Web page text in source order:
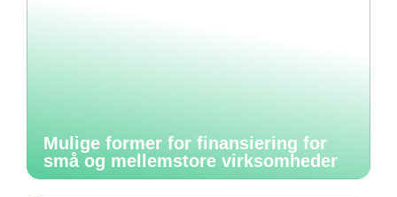
Mulige former for finansiering for
små og mellemstore virksomheder